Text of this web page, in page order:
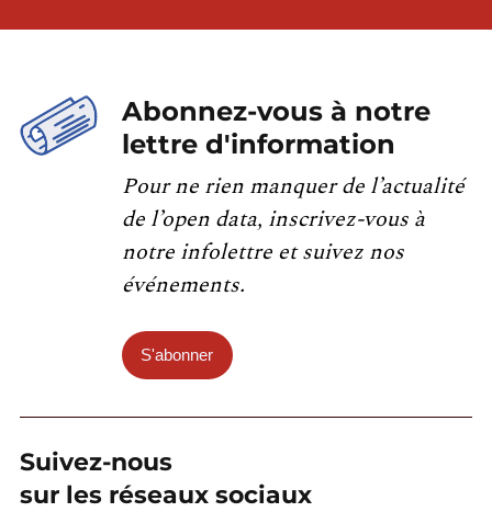
Abonnez-vous à notre
lettre d'information
Pour ne rien manquer de l’actualité
de l’open data, inscrivez-vous à
notre infolettre et suivez nos
événements.
S'abonner
Suivez-nous
sur les réseaux sociaux